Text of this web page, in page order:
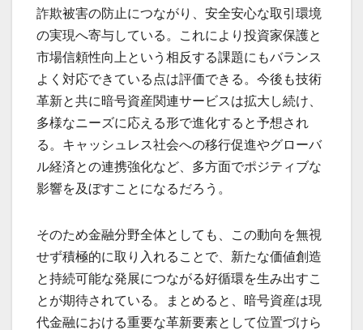
詐欺被害の防止につながり、安全安心な取引環境
の実現へ寄与している。これにより投資家保護と
市場信頼性向上という相反する課題にもバランス
よく対応できている点は評価できる。今後も技術
革新と共に暗号資産関連サービスは拡大し続け、
多様なニーズに応える形で進化すると予想され
る。キャッシュレス社会への移行促進やグローバ
ル経済との連携強化など、多方面でポジティブな
影響を及ぼすことになるだろう。
そのため金融分野全体としても、この動向を無視
せず積極的に取り入れることで、新たな価値創造
と持続可能な発展につながる好循環を生み出すこ
とが期待されている。まとめると、暗号資産は現
代金融における重要な革新要素として位置づけら